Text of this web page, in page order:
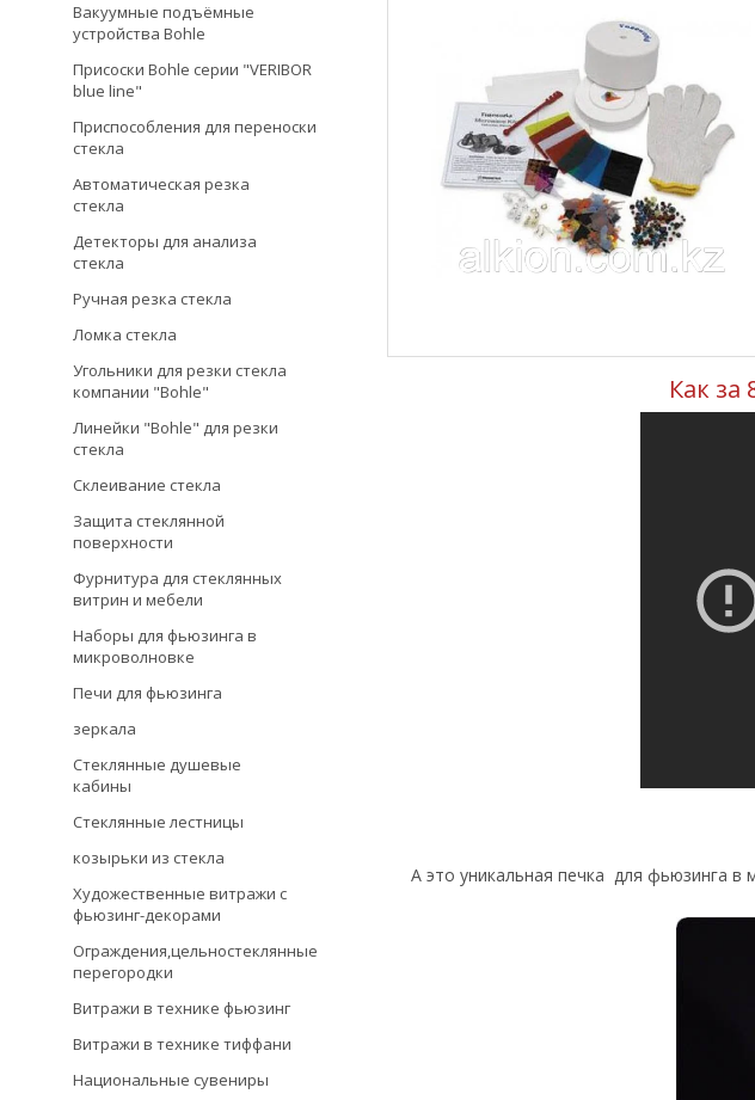
Как за
А это уникальная печка для фьюзинга
Вакуумные подъёмные
устройства Bohle
Присоски Bohle серии "VERIBOR
blue line"
Приспособления для переноски
стекла
Автоматическая резка
стекла
Детекторы для анализа
стекла
Ручная резка стекла
Ломка стекла
Угольники для резки стекла
компании "Bohle"
Линейки "Bohle" для резки
стекла
Склеивание стекла
Защита стеклянной
поверхности
Фурнитура для стеклянных
витрин и мебели
Наборы для фьюзинга в
микроволновке
Печи для фьюзинга
зеркала
Стеклянные душевые
кабины
Стеклянные лестницы
козырьки из стекла
Художественные витражи с
фьюзинг-декорами
Ограждения,цельностеклянные
перегородки
Витражи в технике фьюзинг
Витражи в технике тиффани
Национальные сувениры